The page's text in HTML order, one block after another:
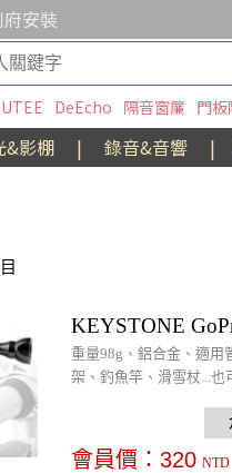
安裝
DeEcho 隔音窗簾 門
&影棚 | 錄音&音響 |
KEYSTONE
重量98g、鋁合金、適用
架、釣魚竿、滑雪杖...也
會員價： 320 NTD